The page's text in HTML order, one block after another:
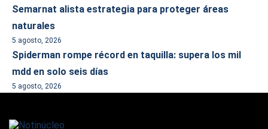
Semarnat alista estrategia para proteger áreas
naturales
5 agosto, 2026
Spiderman rompe récord en taquilla: supera los mil
mdd en solo seis días
5 agosto, 2026